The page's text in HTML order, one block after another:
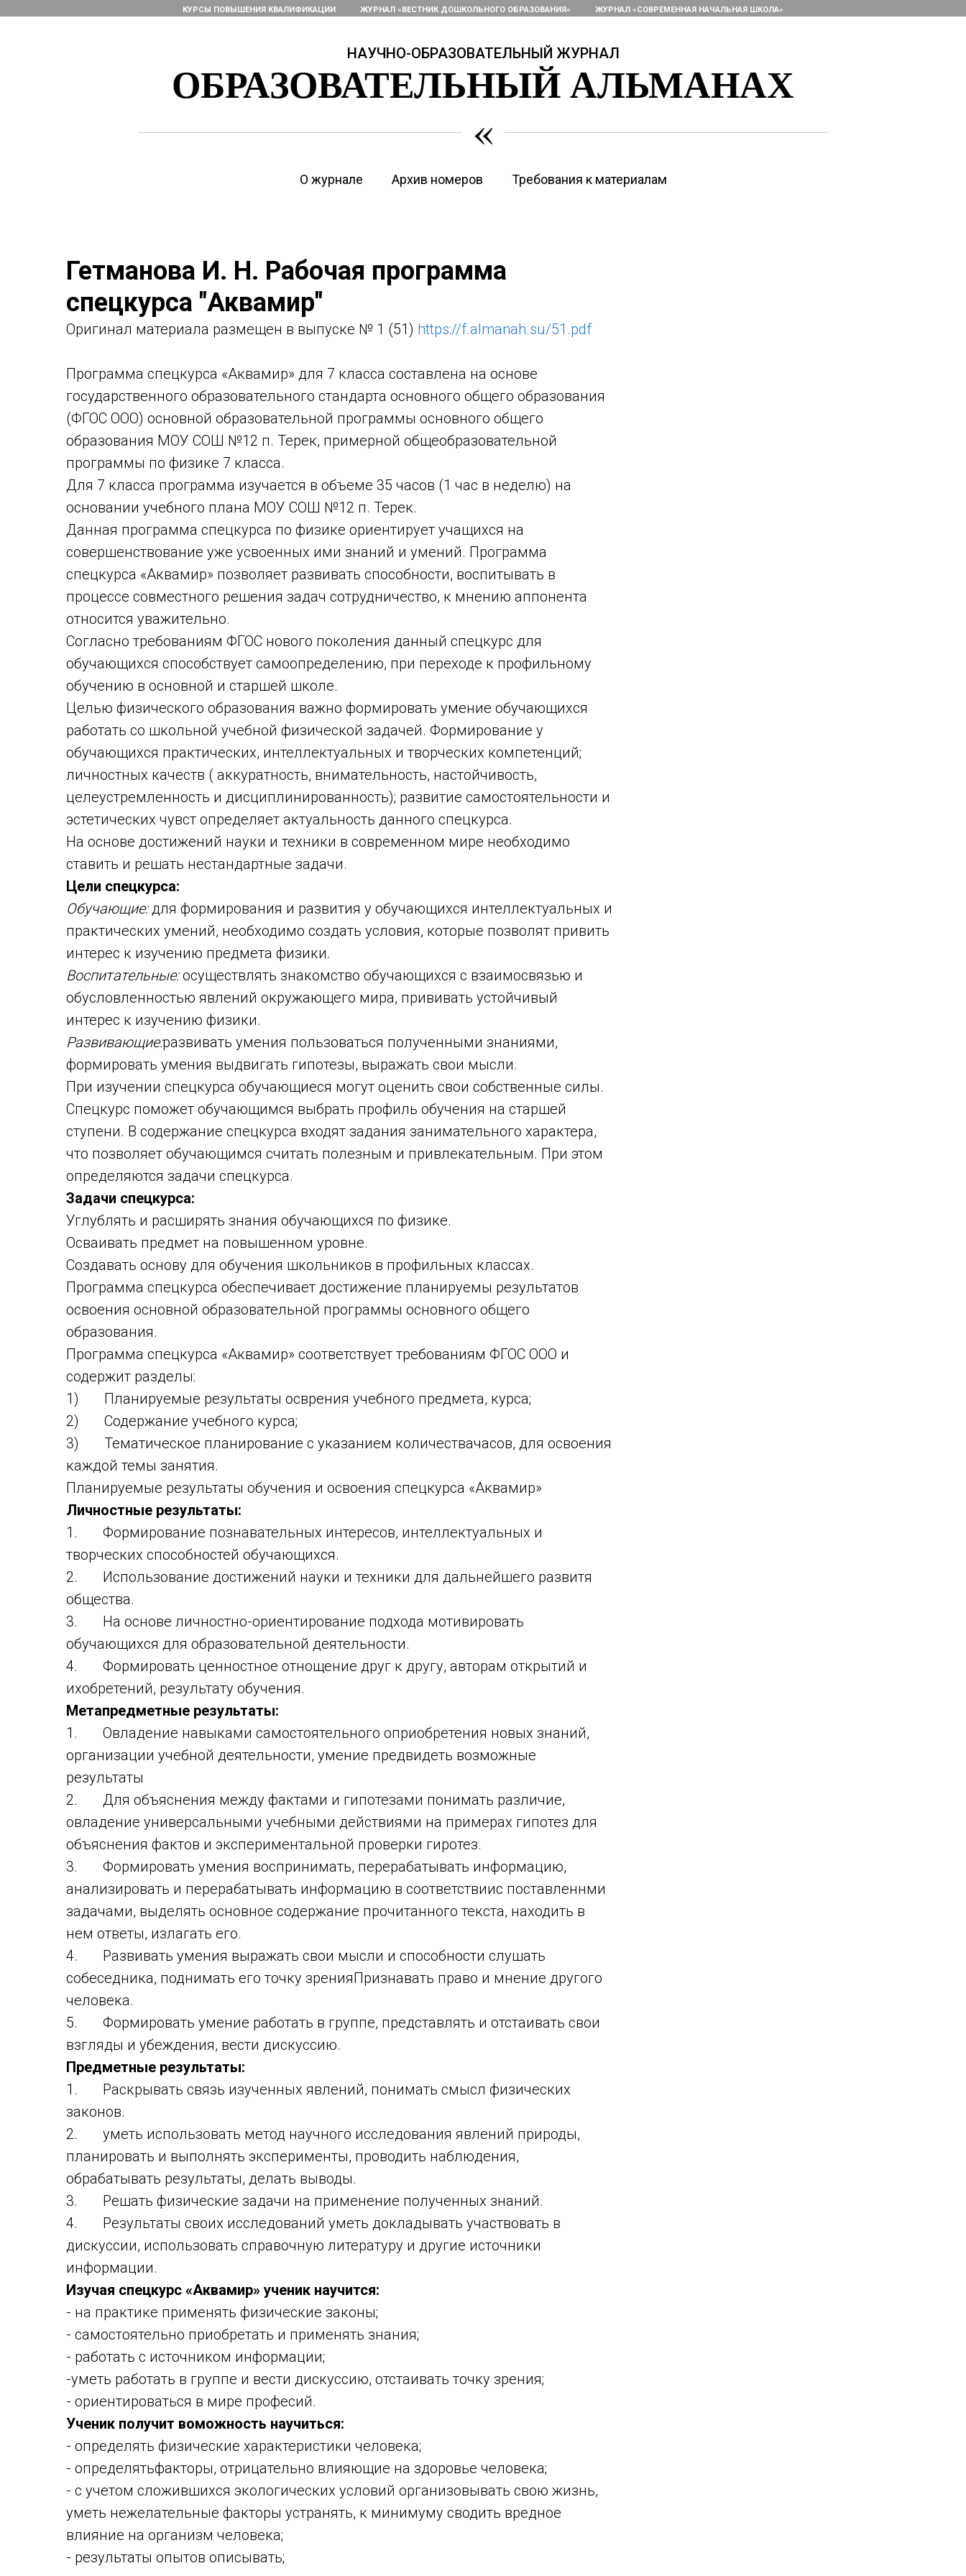
КУРСЫ ПОВЫШЕНИЯ КВАЛИФИКАЦИИ ЖУРНАЛ «ВЕСТНИК ДОШКОЛЬНОГО ОБРАЗОВАНИЯ» ЖУРНАЛ «СОВРЕМЕННАЯ НАЧАЛЬНАЯ ШКОЛА»
НАУЧНО-ОБРАЗОВАТЕЛЬНЫЙ ЖУРНАЛ
ОБРАЗОВАТЕЛЬНЫЙ АЛЬМАНАХ
«
О журнале Архив номеров Требования к материалам
Гетманова И. Н. Рабочая программа
спецкурса "Аквамир"
Оригинaл материала размещен в выпуске № 1 (51) https://f.almanah.su/51.pdf
Программа спецкурса «Аквамир» для 7 класса составлена на основе
государственного образовательного стандарта основного общего образования
(ФГОС ООО) основной образовательной программы основного общего
образования МОУ СОШ №12 п. Терек, примерной общеобразовательной
программы по физике 7 класса.
Для 7 класса программа изучается в объеме 35 часов (1 час в неделю) на
основании учебного плана МОУ СОШ №12 п. Терек.
Данная программа спецкурса по физике ориентирует учащихся на
совершенствование уже усвоенных ими знаний и умений. Программа
спецкурса «Аквамир» позволяет развивать способности, воспитывать в
процессе совместного решения задач сотрудничество, к мнению аппонента
относится уважительно.
Согласно требованиям ФГОС нового поколения данный спецкурс для
обучающихся способствует самоопределению, при переходе к профильному
обучению в основной и старшей школе.
Целью физического образования важно формировать умение обучающихся
работать со школьной учебной физической задачей. Формирование у
обучающихся практических, интеллектуальных и творческих компетенций;
личностных качеств ( аккуратность, внимательность, настойчивость,
целеустремленность и дисциплинированность); развитие самостоятельности и
эстетических чувст определяет актуальность данного спецкурса.
На основе достижений науки и техники в современном мире необходимо
ставить и решать нестандартные задачи.
Цели спецкурса:
Обучающие:для формирования и развития у обучающихся интеллектуальных и
практических умений, необходимо создать условия, которые позволят привить
интерес к изучению предмета физики.
Воспитательные:осуществлять знакомство обучающихся с взаимосвязью и
обусловленностью явлений окружающего мира, прививать устойчивый
интерес к изучению физики.
Развивающие:развивать умения пользоваться полученными знаниями,
формировать умения выдвигать гипотезы, выражать свои мысли.
При изучении спецкурса обучающиеся могут оценить свои собственные силы.
Спецкурс поможет обучающимся выбрать профиль обучения на старшей
ступени. В содержание спецкурса входят задания занимательного характера,
что позволяет обучающимся считать полезным и привлекательным. При этом
определяются задачи спецкурса.
Задачи спецкурса:
Углублять и расширять знания обучающихся по физике.
Осваивать предмет на повышенном уровне.
Создавать основу для обучения школьников в профильных классах.
Программа спецкурса обеспечивает достижение планируемы результатов
освоения основной образовательной программы основного общего
образования.
Программа спецкурса «Аквамир» соответствует требованиям ФГОС ООО и
содержит разделы:
1) Планируемые результаты осврения учебного предмета, курса;
2) Содержание учебного курса;
3) Тематическое планирование с указанием количествачасов, для освоения
каждой темы занятия.
Планируемые результаты обучения и освоения спецкурса «Аквамир»
Личностные результаты:
1. Формирование познавательных интересов, интеллектуальных и
творческих способностей обучающихся.
2. Использование достижений науки и техники для дальнейшего развитя
общества.
3. На основе личностно-ориентирование подхода мотивировать
обучающихся для образовательной деятельности.
4. Формировать ценностное отнощение друг к другу, авторам открытий и
ихобретений, результату обучения.
Метапредметные результаты:
1. Овладение навыками самостоятельного оприобретения новых знаний,
организации учебной деятельности, умение предвидеть возможные
результаты
2. Для объяснения между фактами и гипотезами понимать различие,
овладение универсальными учебными действиями на примерах гипотез для
объяснения фактов и экспериментальной проверки гиротез.
3. Формировать умения воспринимать, перерабатывать информацию,
анализировать и перерабатывать информацию в соответствиис поставленнми
задачами, выделять основное содержание прочитанного текста, находить в
нем ответы, излагать его.
4. Развивать умения выражать свои мысли и способности слушать
собеседника, поднимать его точку зренияПризнавать право и мнение другого
человека.
5. Формировать умение работать в группе, представлять и отстаивать свои
взгляды и убеждения, вести дискуссию.
Предметные результаты:
1. Раскрывать связь изученных явлений, понимать смысл физических
законов.
2. уметь использовать метод научного исследования явлений природы,
планировать и выполнять эксперименты, проводить наблюдения,
обрабатывать результаты, делать выводы.
3. Решать физические задачи на применение полученных знаний.
4. Результаты своих исследований уметь докладывать участвовать в
дискуссии, использовать справочную литературу и другие источники
информации.
Изучая спецкурс «Аквамир» ученик научится:
- на практике применять физические законы;
- самостоятельно приобретать и применять знания;
- работать с источником информации;
-уметь работать в группе и вести дискуссию, отстаивать точку зрения;
- ориентироваться в мире професий.
Ученик получит воможность научиться:
- определять физические характеристики человека;
- определятьфакторы, отрицательно влияющие на здоровье человека;
- с учетом сложившихся экологических условий организовывать свою жизнь,
уметь нежелательные факторы устранять, к минимуму сводить вредное
влияние на организм человека;
- результаты опытов описывать;